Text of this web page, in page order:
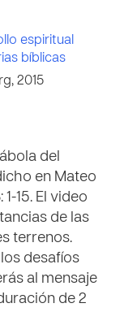
espiritual
bíblicas
2015
del
en Mateo
1-15. El video
de las
terrenos.
desafíos
al mensaje
de 2